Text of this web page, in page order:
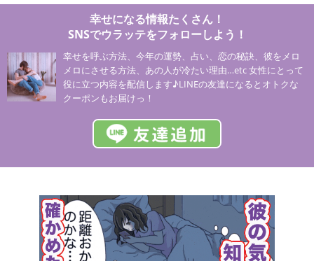
幸せになる情報たくさん！
SNSでウラッテをフォローしよう！
幸せを呼ぶ方法、今年の運勢、占い、恋の秘訣、彼をメロ
メロにさせる方法、あの人が冷たい理由…etc 女性にとって
役に立つ内容を配信します♪LINEの友達になるとオトクな
クーポンもお届けっ！